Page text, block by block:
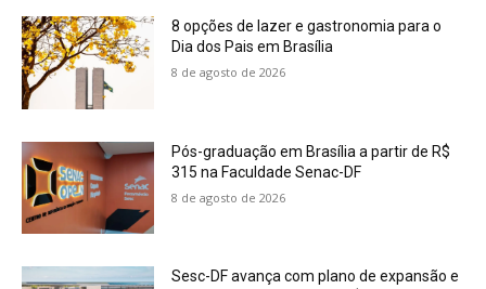
8 opções de lazer e gastronomia para o
Dia dos Pais em Brasília
8 de agosto de 2026
Pós-graduação em Brasília a partir de R$
315 na Faculdade Senac-DF
8 de agosto de 2026
Sesc-DF avança com plano de expansão e